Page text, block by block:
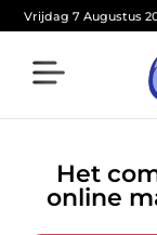
Vrijdag 7 Augustus
Het
online